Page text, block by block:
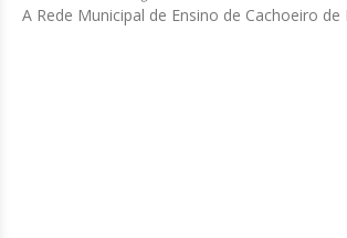
A Rede Municipal de Ensino de Cachoeiro de